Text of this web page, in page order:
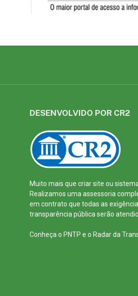
DESENVOLVIDO POR CR2
Muito mais que criar site ou
Realizamos uma assessoria
em contrato que todas as
transparência pública serão
Conheça o PNTP e o Radar da